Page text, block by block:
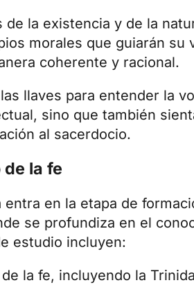
la existencia y de la
morales que guiarán su
coherente y racional.
llaves para entender la
sino que también
al sacerdocio.
la fe
en la etapa de
se profundiza en el
estudio incluyen:
la fe, incluyendo la